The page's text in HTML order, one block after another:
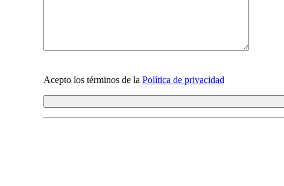
Acepto los términos de la Política de privacidad